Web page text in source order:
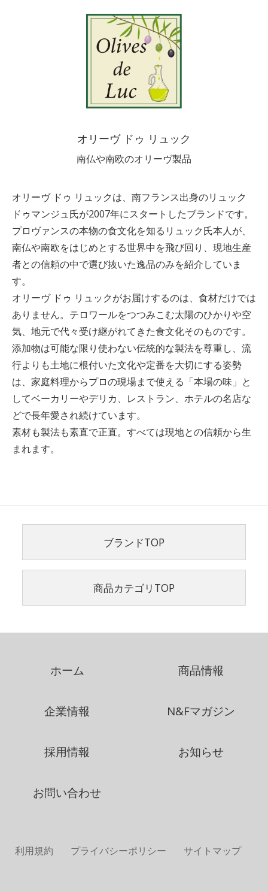
オリーヴ ドゥ リュック
南仏や南欧のオリーヴ製品
オリーヴ ドゥ リュックは、南フランス出身のリュック
ドゥマンジュ氏が2007年にスタートしたブランドです。
プロヴァンスの本物の食文化を知るリュック氏本人が、
南仏や南欧をはじめとする世界中を飛び回り、現地生産
者との信頼の中で選び抜いた逸品のみを紹介していま
す。
オリーヴ ドゥ リュックがお届けするのは、食材だけでは
ありません。テロワールをつつみこむ太陽のひかりや空
気、地元で代々受け継がれてきた食文化そのものです。
添加物は可能な限り使わない伝統的な製法を尊重し、流
行よりも土地に根付いた文化や定番を大切にする姿勢
は、家庭料理からプロの現場まで使える「本場の味」と
してベーカリーやデリカ、レストラン、ホテルの名店な
どで長年愛され続けています。
素材も製法も素直で正直。すべては現地との信頼から生
まれます。
ブランドTOP
商品カテゴリTOP
ホーム 商品情報
企業情報 N&Fマガジン
採用情報 お知らせ
お問い合わせ
利用規約 プライバシーポリシー サイトマップ